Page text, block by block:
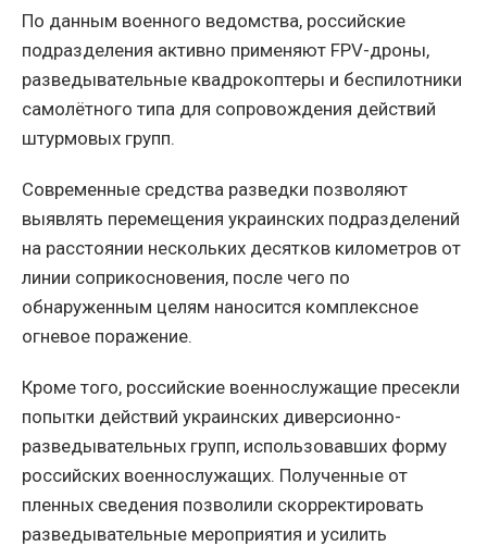
По данным военного ведомства, российские
подразделения активно применяют FPV-дроны,
разведывательные квадрокоптеры и беспилотники
самолётного типа для сопровождения действий
штурмовых групп.
Современные средства разведки позволяют
выявлять перемещения украинских подразделений
на расстоянии нескольких десятков километров от
линии соприкосновения, после чего по
обнаруженным целям наносится комплексное
огневое поражение.
Кроме того, российские военнослужащие пресекли
попытки действий украинских диверсионно-
разведывательных групп, использовавших форму
российских военнослужащих. Полученные от
пленных сведения позволили скорректировать
разведывательные мероприятия и усилить